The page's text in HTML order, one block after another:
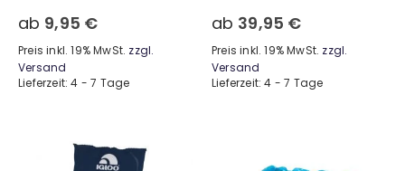
ab 9,95 €
Preis inkl. 19% MwSt. zzgl.
Versand
Lieferzeit: 4 - 7 Tage
ab 39,95 €
Preis inkl. 19% MwSt. zzgl.
Versand
Lieferzeit: 4 - 7 Tage